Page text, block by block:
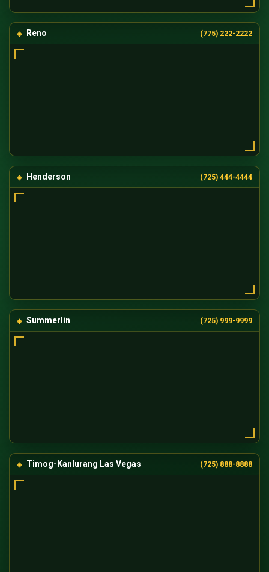
Reno (775) 222-2222
Henderson (725) 444-4444
Summerlin (725) 999-9999
Timog-Kanlurang Las Vegas (725) 888-8888